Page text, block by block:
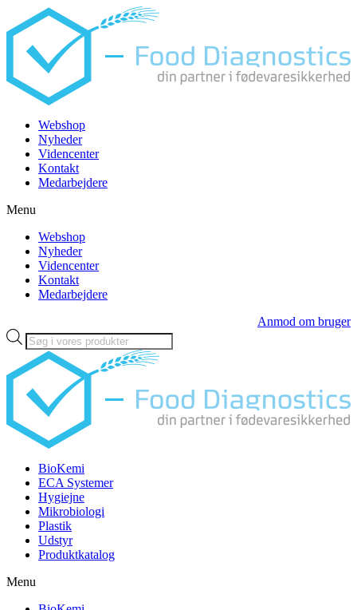
Videre
til
Webshop
Nyheder
Videncenter
Kontakt
Medarbejdere
Menu
Webshop
Nyheder
Videncenter
Kontakt
Medarbejdere
Anmod om bruger
Products
search
BioKemi
ECA Systemer
Hygiejne
Mikrobiologi
Plastik
Udstyr
Produktkatalog
Menu